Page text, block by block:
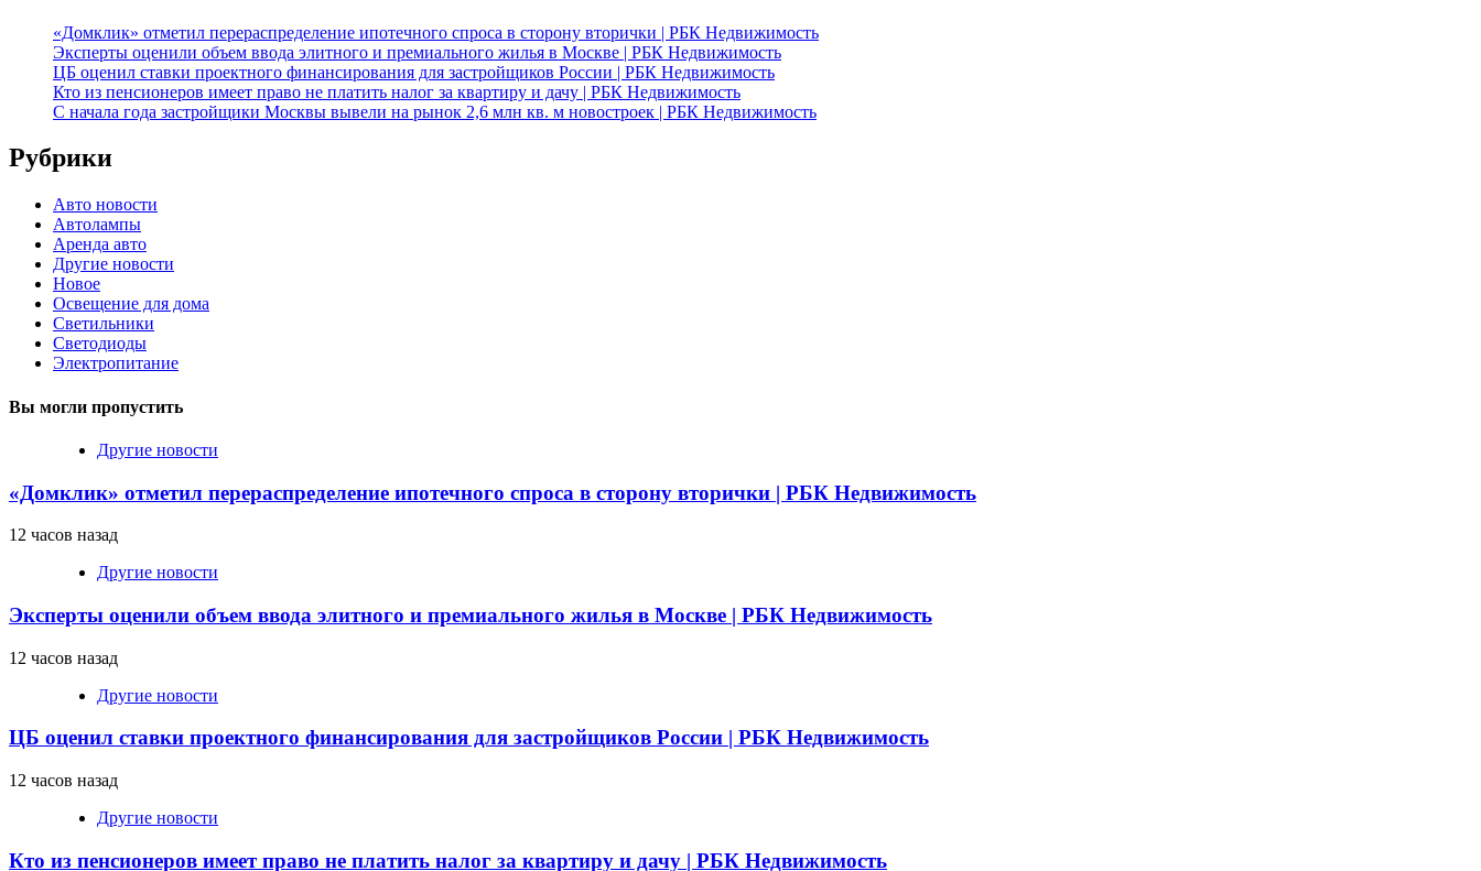
«Домклик» отметил перераспределение ипотечного спроса в сторону вторички | РБК Недвижимость
Эксперты оценили объем ввода элитного и премиального жилья в Москве | РБК Недвижимость
ЦБ оценил ставки проектного финансирования для застройщиков России | РБК Недвижимость
Кто из пенсионеров имеет право не платить налог за квартиру и дачу | РБК Недвижимость
С начала года застройщики Москвы вывели на рынок 2,6 млн кв. м новостроек | РБК Недвижимость
Рубрики
Авто новости
Автолампы
Аренда авто
Другие новости
Новое
Освещение для дома
Светильники
Светодиоды
Электропитание
Вы могли пропустить
Другие новости
«Домклик» отметил перераспределение ипотечного спроса в сторону вторички | РБК Недвижимость
12 часов назад
Другие новости
Эксперты оценили объем ввода элитного и премиального жилья в Москве | РБК Недвижимость
12 часов назад
Другие новости
ЦБ оценил ставки проектного финансирования для застройщиков России | РБК Недвижимость
12 часов назад
Другие новости
Кто из пенсионеров имеет право не платить налог за квартиру и дачу | РБК Недвижимость